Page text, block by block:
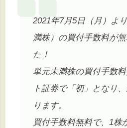
2021年7月5日（月）よ
満株）の買付手数料が
た！
単元未満株の買付手数
ト証券で「初」となり
ります。
買付手数料無料で、1株